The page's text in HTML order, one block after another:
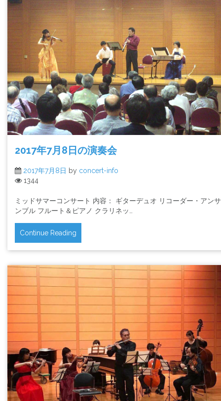
2017年7月8日の演奏会
2017年7月8日 by concert-info
1344
ミッドサマーコンサート 内容： ギターデュオ リコーダー・アンサ
ンブル フルート＆ピアノ クラリネッ…
Continue Reading